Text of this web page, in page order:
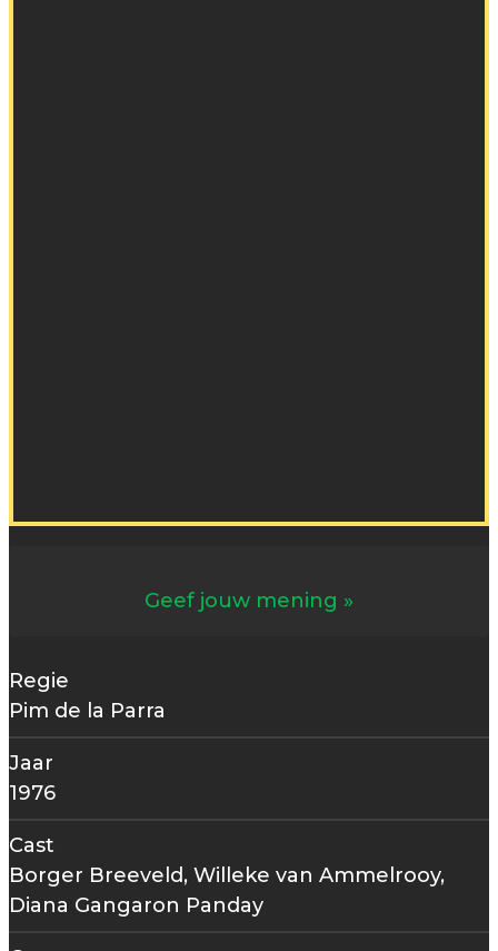
Geef jouw mening
Regie
Pim de la Parra
Jaar
1976
Cast
Borger Breeveld, Willeke van Ammelrooy,
Diana Gangaron Panday